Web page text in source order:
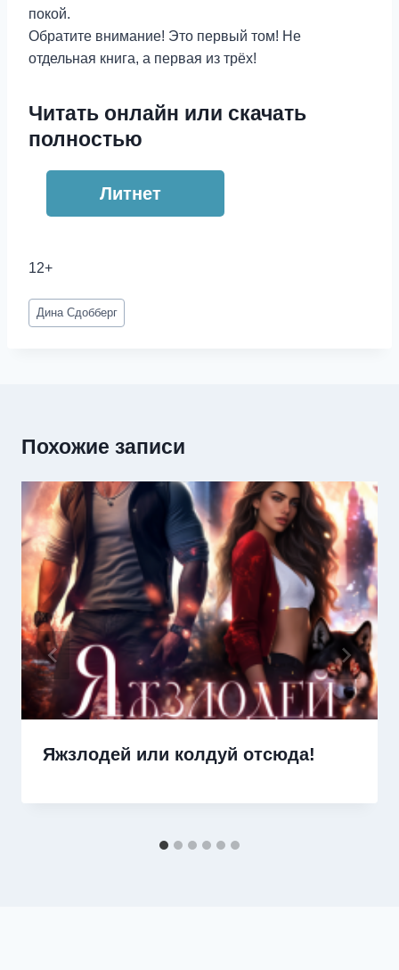
покой.
Обратите внимание! Это первый том! Не
отдельная книга, а первая из трёх!
Читать онлайн или скачать
полностью
Литнет
12+
Метки
записи:
Дина Сдобберг
Похожие записи
Яжзлодей или колдуй отсюда!